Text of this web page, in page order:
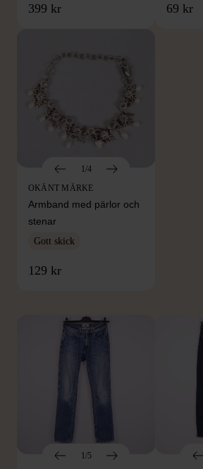
399 kr 69 kr
1/4
OKÄNT MÄRKE
Armband med pärlor och
stenar
Gott skick
129 kr
FRÅN SAMMA
1/5